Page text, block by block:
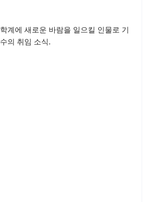
계에 새로운 바람을 일으킬 인물로 기
의 취임 소식.